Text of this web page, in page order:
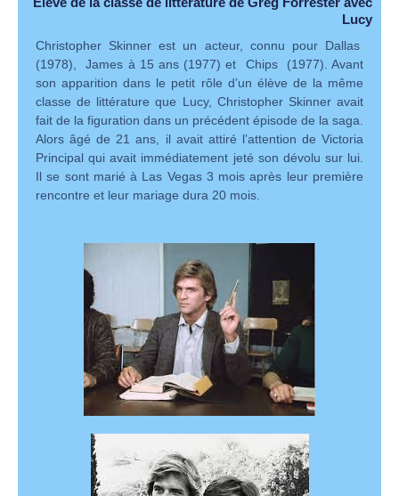
Lucy
Christopher Skinner est un acteur, connu pour Dallas
(1978), James à 15 ans (1977) et Chips (1977). Avant
son apparition dans le petit rôle d’un élève de la même
classe de littérature que Lucy, Christopher Skinner avait
fait de la figuration dans un précédent épisode de la saga.
Alors âgé de 21 ans, il avait attiré l’attention de Victoria
Principal qui avait immédiatement jeté son dévolu sur lui.
Il se sont marié à Las Vegas 3 mois après leur première
rencontre et leur mariage dura 20 mois.